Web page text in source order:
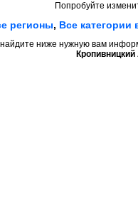
Попробуйте
регионы, Все категории
ниже нужную вам